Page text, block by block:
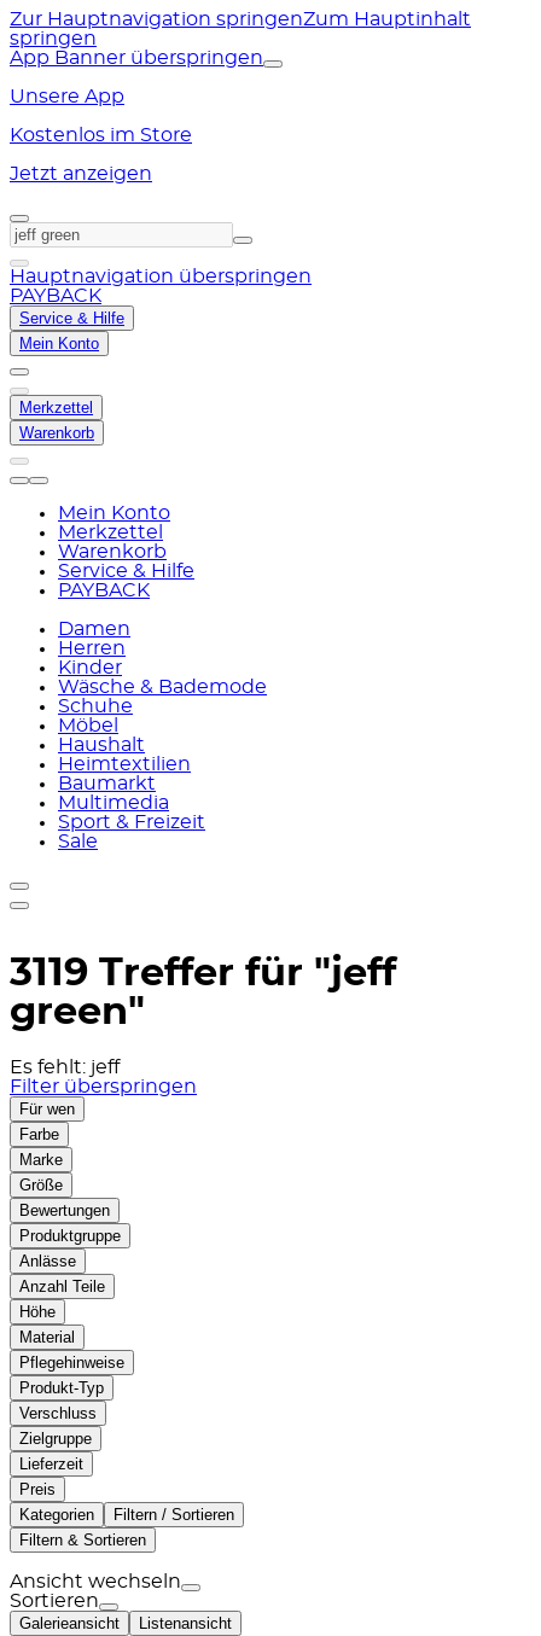
Zur Hauptnavigation springenZum Hauptinhalt
springen
App Banner überspringen
Unsere App
Kostenlos im Store
Jetzt anzeigen
Hauptnavigation überspringen
PAYBACK
Service & Hilfe
Mein Konto
Merkzettel
Warenkorb
Mein Konto
Merkzettel
Warenkorb
Service & Hilfe
PAYBACK
Damen
Herren
Kinder
Wäsche & Bademode
Schuhe
Möbel
Haushalt
Heimtextilien
Baumarkt
Multimedia
Sport & Freizeit
Sale
3119 Treffer für "jeff
green"
Es fehlt: jeff
Filter überspringen
Für wen
Farbe
Marke
Größe
Bewertungen
Produktgruppe
Anlässe
Anzahl Teile
Höhe
Material
Pflegehinweise
Produkt-Typ
Verschluss
Zielgruppe
Lieferzeit
Preis
Kategorien
Filtern / Sortieren
Filtern & Sortieren
Ansicht wechseln
Sortieren
Galerieansicht Listenansicht